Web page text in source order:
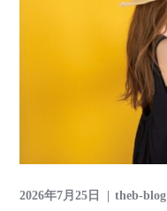
2026年7月25日 theb-blog